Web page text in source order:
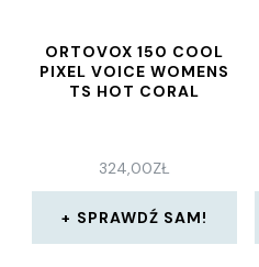
ORTOVOX 150 COOL
PIXEL VOICE WOMENS
TS HOT CORAL
324,00ZŁ
SPRAWDŹ SAM!